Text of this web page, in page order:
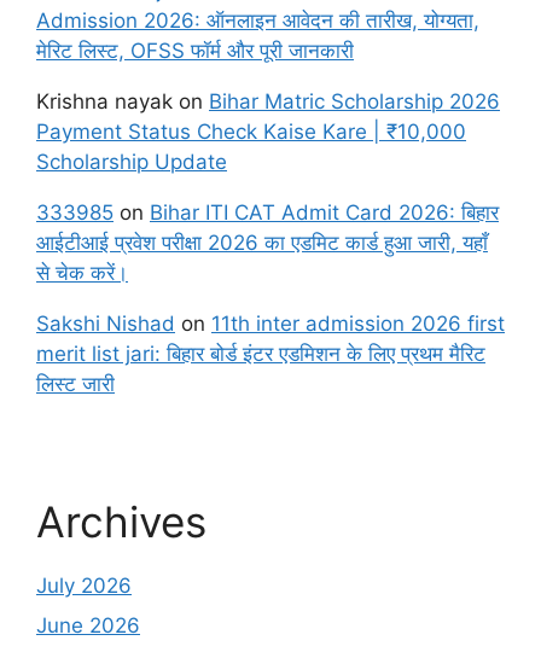
Admission 2026: ऑनलाइन आवेदन की तारीख, योग्यता,
मेरिट लिस्ट, OFSS फॉर्म और पूरी जानकारी
Krishna nayak on Bihar Matric Scholarship 2026
Payment Status Check Kaise Kare | ₹10,000
Scholarship Update
333985 on Bihar ITI CAT Admit Card 2026: बिहार
आईटीआई प्रवेश परीक्षा 2026 का एडमिट कार्ड हुआ जारी, यहाँ
से चेक करें।
Sakshi Nishad on 11th inter admission 2026 first
merit list jari: बिहार बोर्ड इंटर एडमिशन के लिए प्रथम मैरिट
लिस्ट जारी
Archives
July 2026
June 2026